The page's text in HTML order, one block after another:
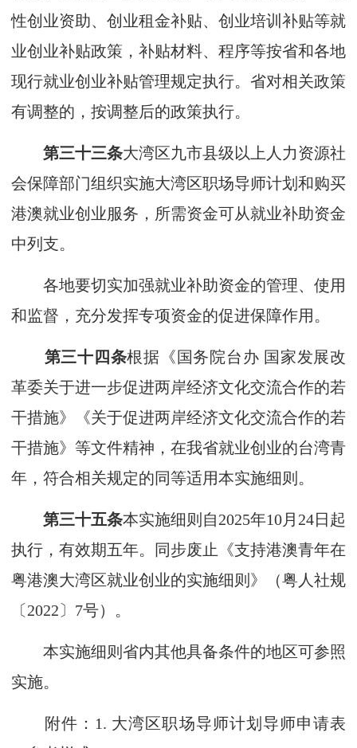
性创业资助、创业租金补贴、创业培训补贴等就
业创业补贴政策，补贴材料、程序等按省和各地
现行就业创业补贴管理规定执行。省对相关政策
有调整的，按调整后的政策执行。
第三十三条大湾区九市县级以上人力资源社
会保障部门组织实施大湾区职场导师计划和购买
港澳就业创业服务，所需资金可从就业补助资金
中列支。
各地要切实加强就业补助资金的管理、使用
和监督，充分发挥专项资金的促进保障作用。
第三十四条根据《国务院台办 国家发展改
革委关于进一步促进两岸经济文化交流合作的若
干措施》《关于促进两岸经济文化交流合作的若
干措施》等文件精神，在我省就业创业的台湾青
年，符合相关规定的同等适用本实施细则。
第三十五条本实施细则自2025年10月24日起
执行，有效期五年。同步废止《支持港澳青年在
粤港澳大湾区就业创业的实施细则》（粤人社规
〔2022〕7号）。
本实施细则省内其他具备条件的地区可参照
实施。
附件：1. 大湾区职场导师计划导师申请表